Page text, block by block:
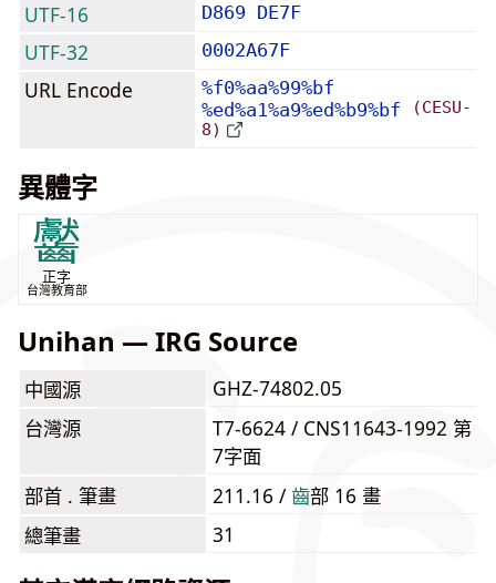
UTF-16 D869 DE7F
UTF-32 0002A67F
URL Encode
%f0%aa%99%bf
%ed%a1%a9%ed%b9%bf
(CESU-
8)
異體字
齾
正字
台灣教育部
Unihan — IRG Source
中國源
GHZ-74802.05
台灣源
T7-6624 / CNS11643-1992 第
7字面
部首 . 筆畫
211.16 / ⿒部 16 畫
總筆畫
31